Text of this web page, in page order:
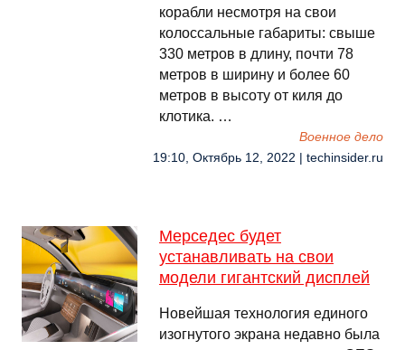
корабли несмотря на свои
колоссальные габариты: свыше
330 метров в длину, почти 78
метров в ширину и более 60
метров в высоту от киля до
клотика. …
Военное дело
19:10, Октябрь 12, 2022 | techinsider.ru
Мерседес будет
устанавливать на свои
модели гигантский дисплей
Новейшая технология единого
изогнутого экрана недавно была